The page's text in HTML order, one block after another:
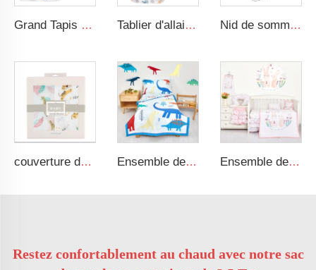
Grand Tapis de Sieste Roulé Confortable avec Motif de Circulation avec Oreiller Amovible et Couverture Tablier d'allaitement en coton jersey, intimité 360 degrés, super doux Nid de sommeil pour bébé, lit tressé doux adapté aux nouveau-nés, berceau portable, convient comme nid pour bébé
couverture de sécurité en coton 100 % douce et respirante, couverture en museline pour emmailloter bébé Ensemble de literie pour enfant avec motif dinosaure pour bébé garçon Ensemble de literie pour bébé de luxe à thème de lapin cartoon, ensemble de literie pour nouveau-né fille
Restez confortablement au chaud avec notre sac